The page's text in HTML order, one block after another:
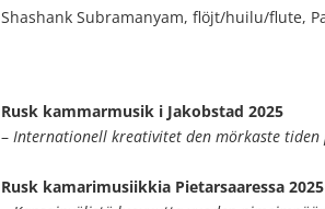
Shashank Subramanyam, flöjt/huilu/flute,
Rusk kammarmusik i Jakobstad 2025
– Internationell kreativitet den mörkaste tiden
Rusk kamarimusiikkia Pietarsaaressa 2025